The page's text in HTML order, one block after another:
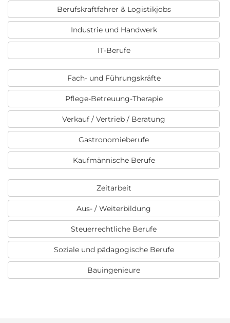
Berufskraftfahrer & Logistikjobs
Industrie und Handwerk
IT-Berufe
Fach- und Führungskräfte
Pflege-Betreuung-Therapie
Verkauf / Vertrieb / Beratung
Gastronomieberufe
Kaufmännische Berufe
Zeitarbeit
Aus- / Weiterbildung
Steuerrechtliche Berufe
Soziale und pädagogische Berufe
Bauingenieure